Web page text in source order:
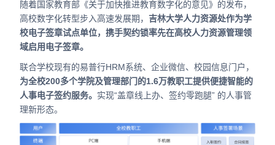
我们
随着国家教育部《关于加快推进教育数字化的意见》的发布，
高校数字化转型步入高速发展期， 吉林大学人力资源处作为学
校电子签章试点单位，携手契约锁率先在高校人力资源管理领
域启用电子签章。
联合学校现有的易普行HRM系统、企业微信、校园信息门户，
为全校200多个学院及管理部门的1.6万教职工提供便捷智能的
人事电子签约服务。 实现“盖章线上办、签约零跑腿” 的人事管
理新形态。